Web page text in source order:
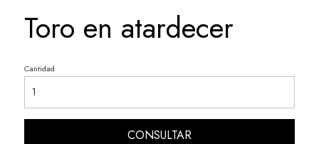
Toro en atardecer
Cantidad
CONSULTAR